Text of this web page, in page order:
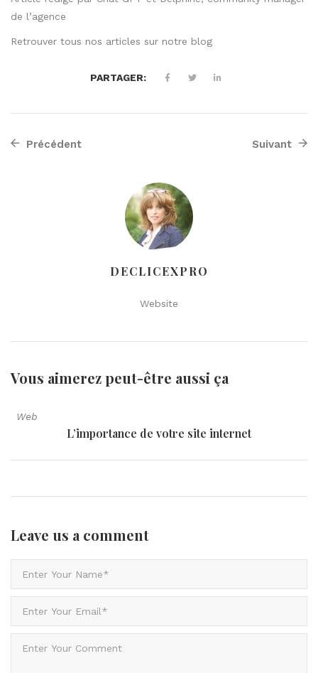
de l’agence
Retrouver tous nos articles sur notre blog
PARTAGER:
Précédent Suivant
DECLICEXPRO
Website
Vous aimerez peut-être aussi ça
Web
L’importance de votre site internet
Leave us a comment